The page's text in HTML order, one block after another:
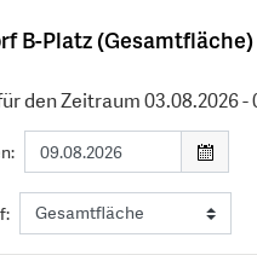
B-Platz (Gesamtfläche)
den Zeitraum 03.08.2026 -